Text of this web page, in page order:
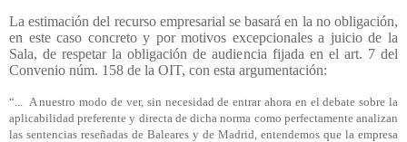
La estimación del recurso empresarial se basará en la no obligación,
en este caso concreto y por motivos excepcionales a juicio de la
Sala, de respetar la obligación de audiencia fijada en el art. 7 del
Convenio núm. 158 de la OIT, con esta argumentación:
“...
A nuestro modo de ver, sin necesidad de entrar ahora en el debate sobre la
aplicabilidad preferente y directa de dicha norma como perfectamente analizan
las sentencias reseñadas de Baleares y de Madrid, entendemos que la empresa